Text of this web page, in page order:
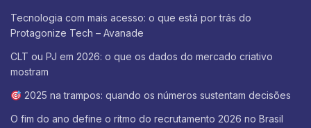
Tecnologia com mais acesso: o que está por trás do
Protagonize Tech – Avanade
CLT ou PJ em 2026: o que os dados do mercado criativo
mostram
2025 na trampos: quando os números sustentam decisões
O fim do ano define o ritmo do recrutamento 2026 no Brasil